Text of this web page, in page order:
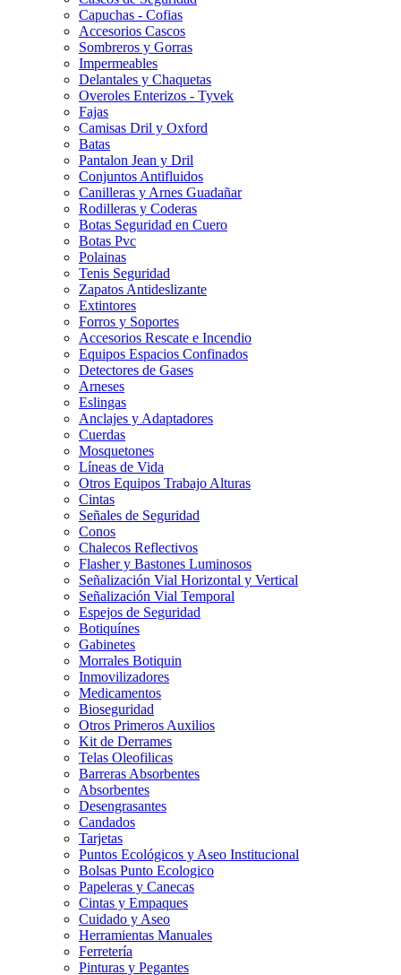
Capuchas - Cofias
Accesorios Cascos
Sombreros y Gorras
Impermeables
Delantales y Chaquetas
Overoles Enterizos - Tyvek
Fajas
Camisas Dril y Oxford
Batas
Pantalon Jean y Dril
Conjuntos Antifluidos
Canilleras y Arnes Guadañar
Rodilleras y Coderas
Botas Seguridad en Cuero
Botas Pvc
Polainas
Tenis Seguridad
Zapatos Antideslizante
Extintores
Forros y Soportes
Accesorios Rescate e Incendio
Equipos Espacios Confinados
Detectores de Gases
Arneses
Eslingas
Anclajes y Adaptadores
Cuerdas
Mosquetones
Líneas de Vida
Otros Equipos Trabajo Alturas
Cintas
Señales de Seguridad
Conos
Chalecos Reflectivos
Flasher y Bastones Luminosos
Señalización Vial Horizontal y Vertical
Señalización Vial Temporal
Espejos de Seguridad
Botiquínes
Gabinetes
Morrales Botiquin
Inmovilizadores
Medicamentos
Bioseguridad
Otros Primeros Auxilios
Kit de Derrames
Telas Oleofilicas
Barreras Absorbentes
Absorbentes
Desengrasantes
Candados
Tarjetas
Puntos Ecológicos y Aseo Institucional
Bolsas Punto Ecologico
Papeleras y Canecas
Cintas y Empaques
Cuidado y Aseo
Herramientas Manuales
Ferretería
Pinturas y Pegantes